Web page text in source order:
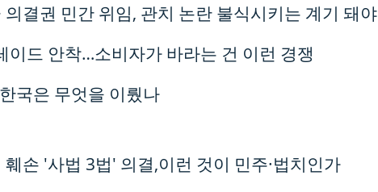
의결권 민간 위임, 관치 논란 불식시키는 계기 돼야
이드 안착…소비자가 바라는 건 이런 경쟁
국은 무엇을 이뤘나
훼손 '사법 3법' 의결,이런 것이 민주·법치인가